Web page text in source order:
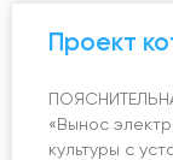
Проект
«Вынос
культуры с